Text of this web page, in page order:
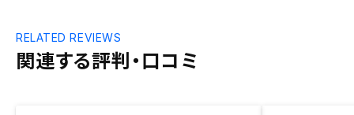
関連する評判・口コミ
RELATED REVIEWS